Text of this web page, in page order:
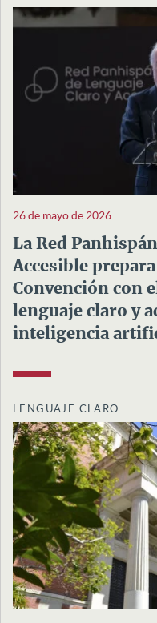
26 de mayo de 2026
La Red
Accesible
Convención con
lenguaje claro y
inteligencia
LENGUAJE CLARO